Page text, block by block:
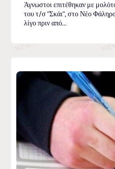
Άγνωστοι επιτέθηκαν με
του τ/σ "Σκάι", στο Νέο
λίγο πριν από...